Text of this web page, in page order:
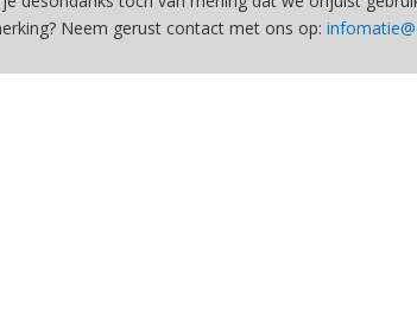
Neem gerust contact met ons op: